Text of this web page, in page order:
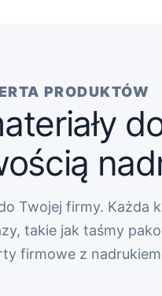
PRODUKTÓW
Twojej firmy. Każda
takie jak taśmy
firmowe z